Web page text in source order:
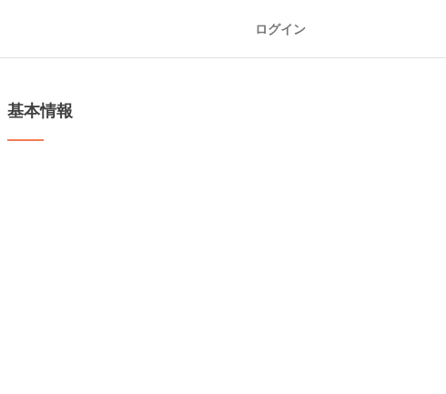
ログイン
基本情報